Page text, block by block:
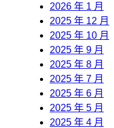
2026 年 1 月
2025 年 12 月
2025 年 10 月
2025 年 9 月
2025 年 8 月
2025 年 7 月
2025 年 6 月
2025 年 5 月
2025 年 4 月